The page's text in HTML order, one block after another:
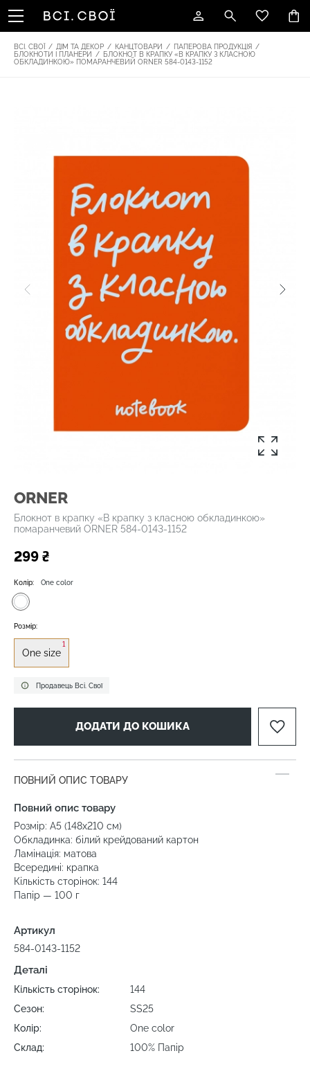
ВСІ. СВОЇ / ДІМ ТА ДЕКОР / КАНЦТОВАРИ / ПАПЕРОВА ПРОДУКЦІЯ
/
БЛОКНОТИ І ПЛАНЕРИ
/ БЛОКНОТ В КРАПКУ «В КРАПКУ З КЛАСНОЮ
ОБКЛАДИНКОЮ» ПОМАРАНЧЕВИЙ ORNER 584-0143-1152
ORNER
Блокнот в крапку «В крапку з класною обкладинкою»
помаранчевий ORNER 584-0143-1152
299 ₴
Продавець Всі. Свої
Колір: One color
Розмір:
One size
1
ДОДАТИ ДО КОШИКА
ПОВНИЙ ОПИС ТОВАРУ
Повний опис товару
Розмір: А5 (148х210 см)
Обкладинка: білий крейдований картон
Ламінація: матова
Всередині: крапка
Кількість сторінок: 144
Папір — 100 г
Артикул
584-0143-1152
Деталі
Кількість сторінок:
144
Сезон:
SS25
Колір:
One color
Склад:
100% Папір